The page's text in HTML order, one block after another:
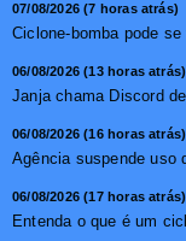
07/08/2026 (7 horas atrás)
06/08/2026 (13 horas atrás)
06/08/2026 (16 horas atrás)
06/08/2026 (17 horas atrás)
Entenda o que é um